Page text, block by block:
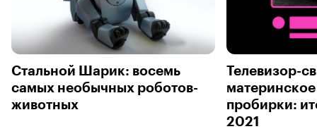
Стальной Шарик: восемь
самых необычных роботов-
животных
Телевизор-
пробирки:
2021